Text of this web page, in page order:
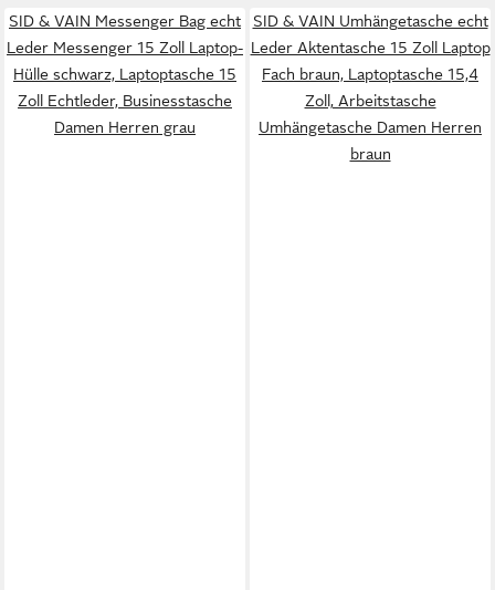
SID & VAIN Messenger Bag echt
Leder Messenger 15 Zoll Laptop-
Hülle schwarz, Laptoptasche 15
Zoll Echtleder, Businesstasche
Damen Herren grau
SID & VAIN Umhängetasche echt
Leder Aktentasche 15 Zoll Laptop
Fach braun, Laptoptasche 15,4
Zoll, Arbeitstasche
Umhängetasche Damen Herren
braun